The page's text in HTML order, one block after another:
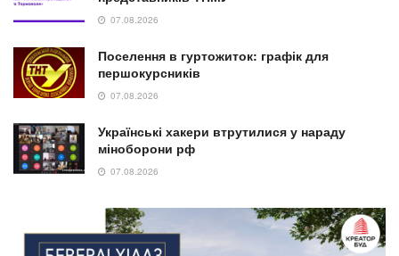
07.08.2026
Поселення в гуртожиток: графік для
першокурсників
07.08.2026
Українські хакери втрутилися у нараду
міноборони рф
07.08.2026